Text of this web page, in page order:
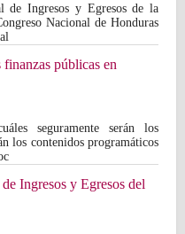
de Ingresos y Egresos de la
Nacional de Honduras
públicas en
seguramente serán los
los contenidos programáticos
Ingresos y Egresos del